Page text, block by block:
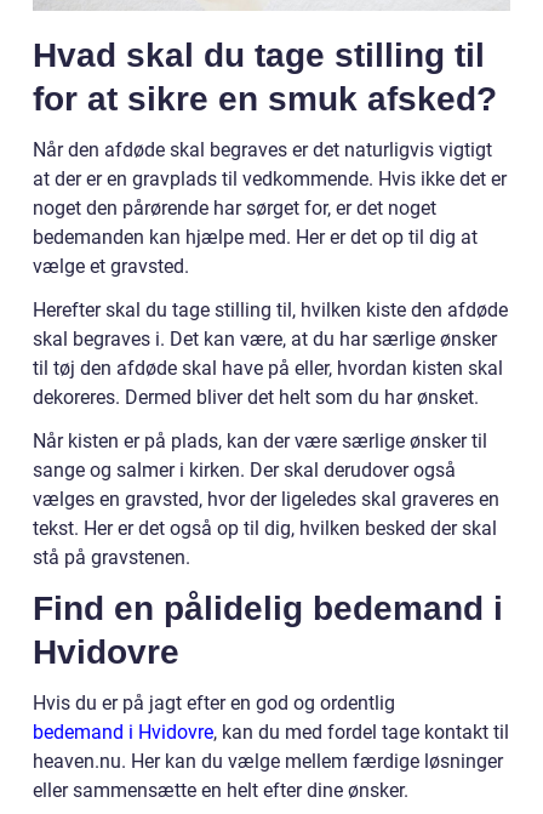
Hvad skal du tage stilling til
for at sikre en smuk afsked?
Når den afdøde skal begraves er det naturligvis vigtigt
at der er en gravplads til vedkommende. Hvis ikke det er
noget den pårørende har sørget for, er det noget
bedemanden kan hjælpe med. Her er det op til dig at
vælge et gravsted.
Herefter skal du tage stilling til, hvilken kiste den afdøde
skal begraves i. Det kan være, at du har særlige ønsker
til tøj den afdøde skal have på eller, hvordan kisten skal
dekoreres. Dermed bliver det helt som du har ønsket.
Når kisten er på plads, kan der være særlige ønsker til
sange og salmer i kirken. Der skal derudover også
vælges en gravsted, hvor der ligeledes skal graveres en
tekst. Her er det også op til dig, hvilken besked der skal
stå på gravstenen.
Find en pålidelig bedemand i
Hvidovre
Hvis du er på jagt efter en god og ordentlig
bedemand i Hvidovre, kan du med fordel tage kontakt til
heaven.nu. Her kan du vælge mellem færdige løsninger
eller sammensætte en helt efter dine ønsker.